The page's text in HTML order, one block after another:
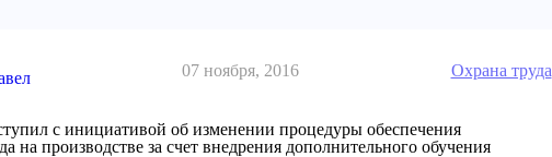
07 ноября, 2016 Охрана труда
с инициативой об изменении процедуры обеспечения
на производстве за счет внедрения дополнительного обучения